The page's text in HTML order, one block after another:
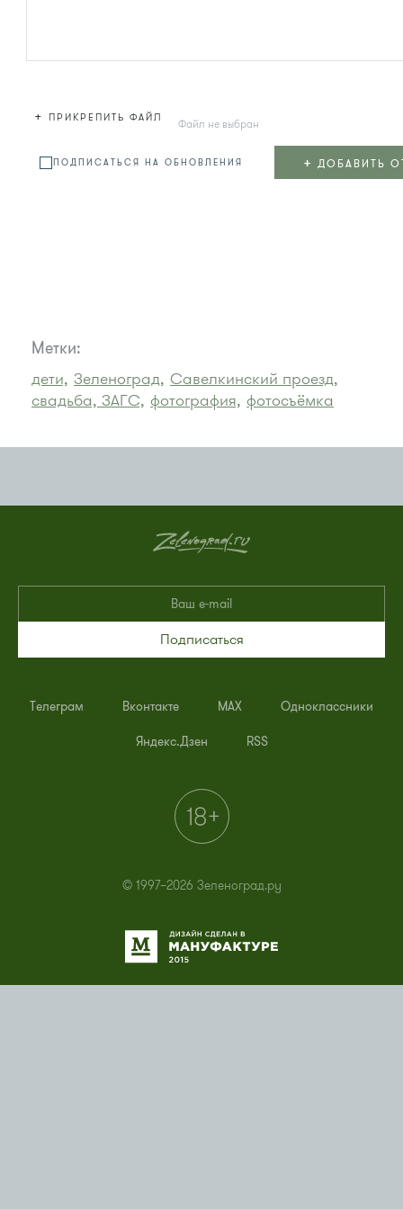
+ ПРИКРЕПИТЬ ФАЙЛ Файл не выбран
ПОДПИСАТЬСЯ НА ОБНОВЛЕНИЯ + ДОБАВИТЬ
Метки:
дети, Зеленоград, Савелкинский проезд,
свадьба, ЗАГС, фотография, фотосъёмка
Подписаться
Телеграм Вконтакте MAX Одноклассники
Яндекс.Дзен RSS
© 1997–2026 Зеленоград.ру